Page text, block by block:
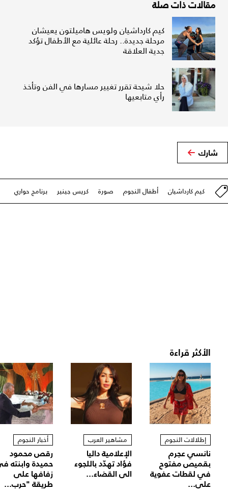
مقالات ذات صلة
كيم كارداشيان ولويس هاميلتون يعيشان
مرحلة جديدة.. رحلة عائلية مع الأطفال تؤكد
جدية العلاقة
حلا شيحة تقرر تغيير مسارها في الفن وتأخذ
رأي متابعيها
شارك
كيم كارداشيان أطفال النجوم صورة كريس جينير برنامج حواري
الأكثر قراءة
إطلالات النجوم
نانسي عجرم
بقميص مفتوح
في لقطات عفوية
على...
مشاهير العرب
الإعلامية داليا
فؤاد تهدّد باللجوء
الى القضاء...
أخبار النجوم
رقص محمود
حميدة وابنته
زفافها على
طريقة "حرب...